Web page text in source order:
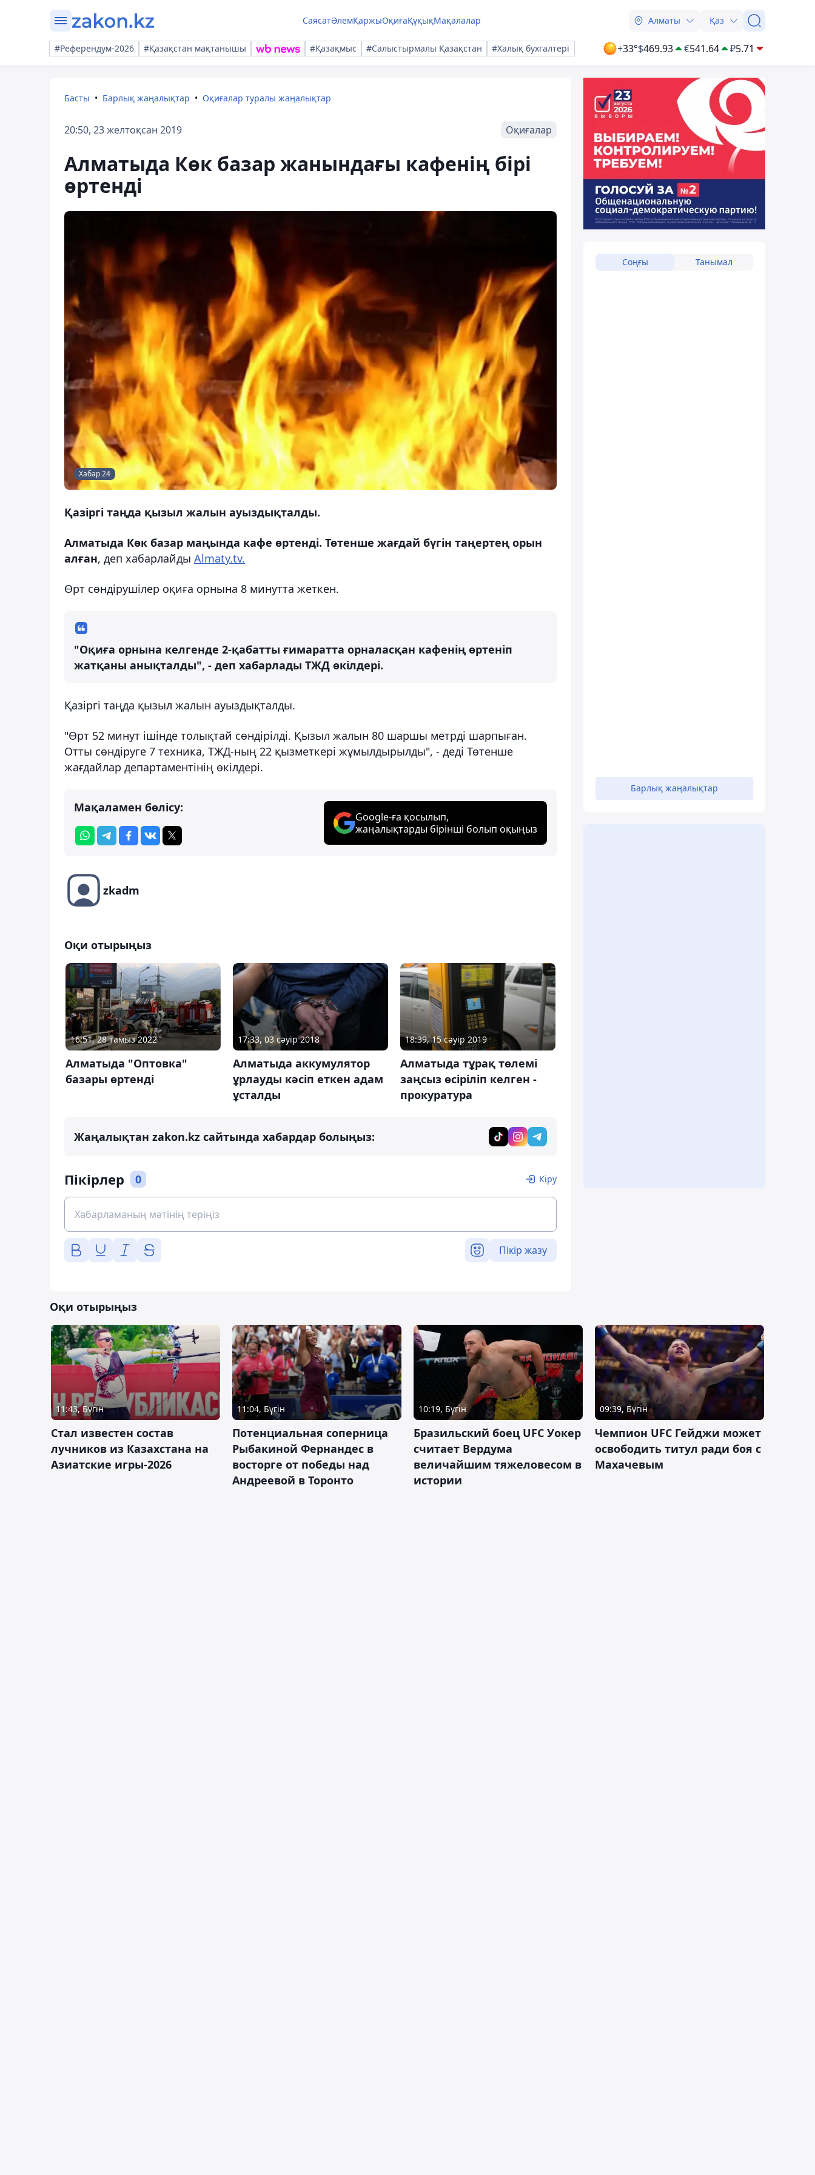
СаясатӘлемҚаржыОқиғаҚұқықМақалалар Алматы Қаз
#Референдум-2026 #Қазақстан мақтанышы #Қазақмыс #Салыстырмалы Қазақстан #Халық бухгалтері +33°$469.93 €541.64 ₽5.71
Басты Барлық жаңалықтар Оқиғалар туралы жаңалықтар
20:50, 23 желтоқсан 2019 Оқиғалар
Алматыда Көк базар жанындағы кафенің бірі
өртенді
Хабар 24
Қазіргі таңда қызыл жалын ауыздықталды.
Алматыда Көк базар маңында кафе өртенді. Төтенше жағдай бүгін таңертең орын
алған, деп хабарлайды Аlmaty.tv.
Өрт сөндірушілер оқиға орнына 8 минутта жеткен.
"Оқиға орнына келгенде 2-қабатты ғимаратта орналасқан кафенің өртеніп
жатқаны анықталды", - деп хабарлады ТЖД өкілдері.
Қазіргі таңда қызыл жалын ауыздықталды.
"Өрт 52 минут ішінде толықтай сөндірілді. Қызыл жалын 80 шаршы метрді шарпыған.
Отты сөндіруге 7 техника, ТЖД-ның 22 қызметкері жұмылдырылды", - деді Төтенше
жағдайлар департаментінің өкілдері.
Мақаламен бөлісу:
Google-ға қосылып,
жаңалықтарды бірінші болып оқыңыз
zkadm
Оқи отырыңыз
16:51, 28 тамыз 2022
Алматыда "Оптовка"
базары өртенді
17:33, 03 сәуір 2018
Алматыда аккумулятор
ұрлауды кәсіп еткен адам
ұсталды
18:39, 15 сәуір 2019
Алматыда тұрақ төлемі
заңсыз өсіріліп келген -
прокуратура
Жаңалықтан zakon.kz сайтында хабардар болыңыз:
Пікірлер 0 Кіру
Пікір жазу
Соңғы Танымал
Барлық жаңалықтар
Оқи отырыңыз
11:43, Бүгін
Стал известен состав
лучников из Казахстана на
Азиатские игры-2026
11:04, Бүгін
Потенциальная соперница
Рыбакиной Фернандес в
восторге от победы над
Андреевой в Торонто
10:19, Бүгін
Бразильский боец UFC Уокер
считает Вердума
величайшим тяжеловесом в
истории
09:39, Бүгін
Чемпион UFC Гейджи может
освободить титул ради боя с
Махачевым